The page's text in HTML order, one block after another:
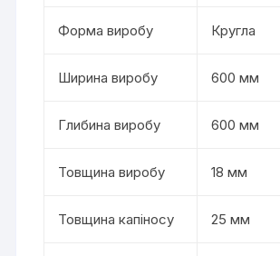
Форма виробу Кругла
Ширина виробу 600 мм
Глибина виробу 600 мм
Товщина виробу 18 мм
Товщина капіносу 25 мм